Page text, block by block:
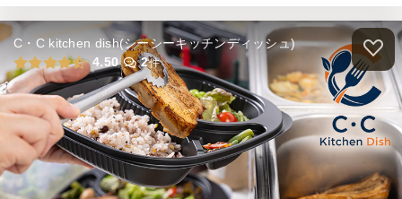
締切 3日前15時
※定休日を除く営業日換算
定休日 日・土・祝
最低ご注文金額 39,000円
C・C kitchen dish(シーシーキッチンディッシュ)
4.50
2件